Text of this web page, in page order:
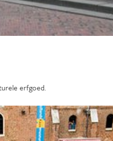
erfgoed.